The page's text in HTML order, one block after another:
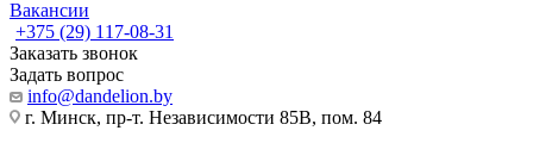
Вакансии
+375 (29) 117-08-31
Заказать звонок
Задать вопрос
info@dandelion.by
г. Минск, пр-т. Независимости 85В, пом. 84